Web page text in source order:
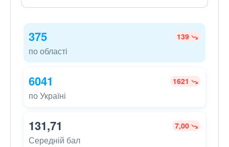
375 139
по області
6041 1621
по Україні
131,71 7,00
Середній бал